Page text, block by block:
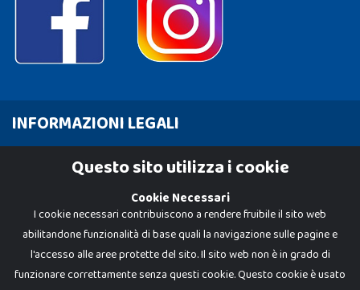
INFORMAZIONI LEGALI
Cookie PolicyQuesto sito utilizza i cookie
Cookie Necessari
I cookie necessari contribuiscono a rendere fruibile il sito web
abilitandone funzionalità di base quali la navigazione sulle pagine e
l'accesso alle aree protette del sito. Il sito web non è in grado di
funzionare correttamente senza questi cookie. Questo cookie è usato